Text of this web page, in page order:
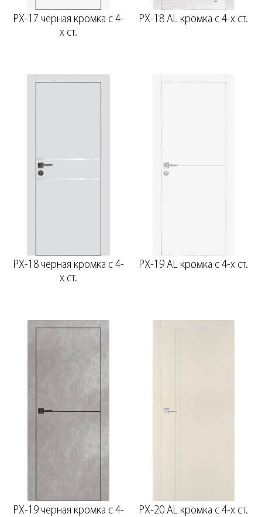
PX-17 черная кромка с 4-
х ст.
PX-18 AL кромка с 4-х ст.
PX-18 черная кромка с 4-
х ст.
PX-19 AL кромка с 4-х ст.
PX-19 черная кромка с 4-
PX-20 AL кромка с 4-х ст.